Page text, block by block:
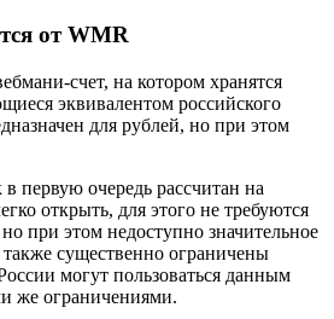
от WMR
счет, на котором хранятся
эквивалентом российского
для рублей, но при этом
первую очередь рассчитан на
открыть, для этого не требуются
при этом недоступно значительное
существенно ограничены
могут пользоваться данным
же ограничениями.